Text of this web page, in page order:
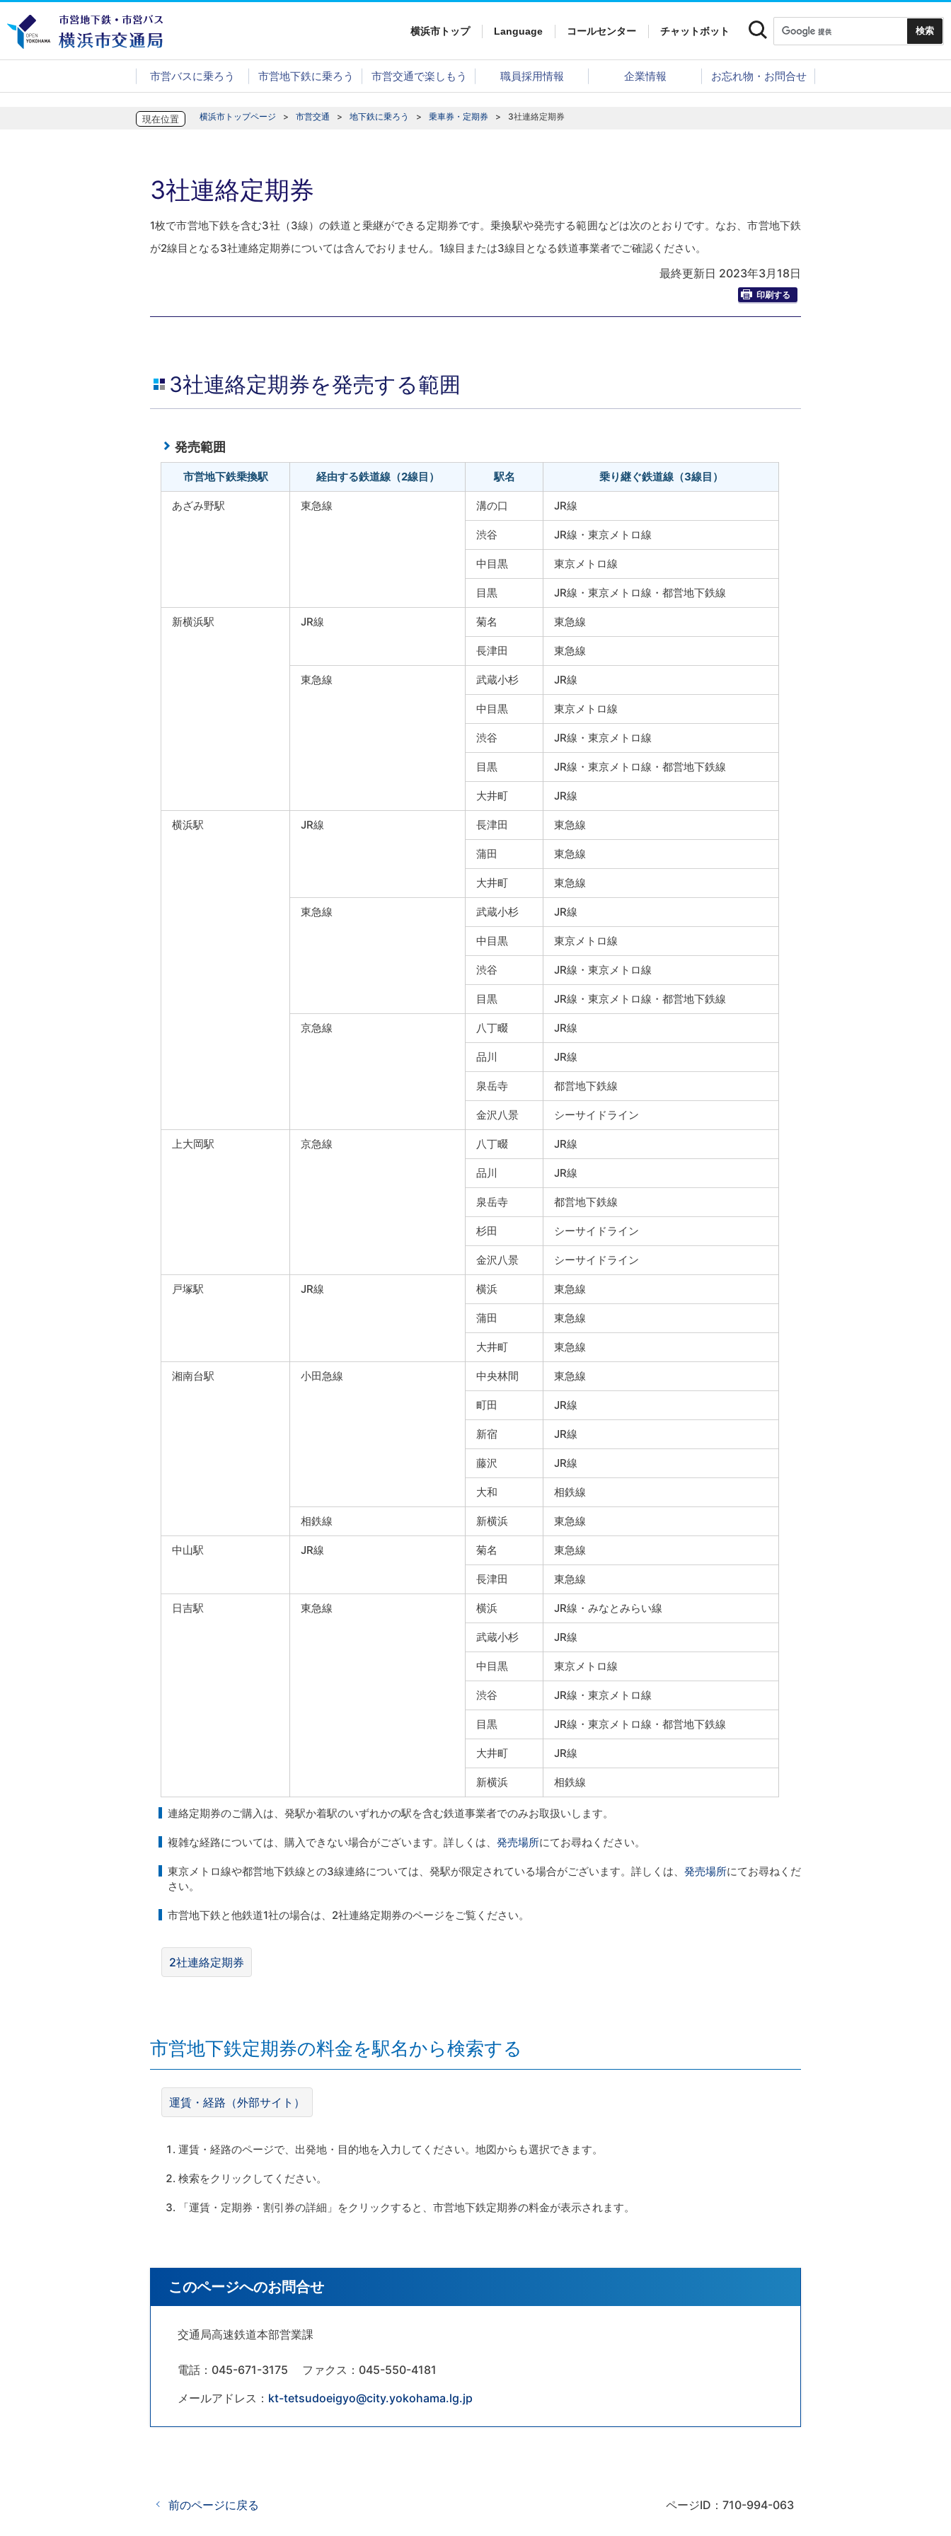
横浜市トップ Language コールセンター チャットボット
市営バスに乗ろう 市営地下鉄に乗ろう 市営交通で楽しもう 職員採用情報 企業情報 お忘れ物・お問合せ
現在位置 横浜市トップページ 市営交通 地下鉄に乗ろう 乗車券・定期券 3社連絡定期券
3社連絡定期券
1枚で市営地下鉄を含む3社（3線）の鉄道と乗継ができる定期券です。乗換駅や発売する範囲などは次のとおりです。なお、市営地下鉄
が2線目となる3社連絡定期券については含んでおりません。1線目または3線目となる鉄道事業者でご確認ください。
最終更新日 2023年3月18日
印刷する
3社連絡定期券を発売する範囲
発売範囲
市営地下鉄乗換駅 経由する鉄道線（2線目） 駅名 乗り継ぐ鉄道線（3線目）
あざみ野駅 東急線 溝の口 JR線
渋谷 JR線・東京メトロ線
中目黒 東京メトロ線
目黒 JR線・東京メトロ線・都営地下鉄線
新横浜駅 JR線 菊名 東急線
長津田 東急線
東急線 武蔵小杉 JR線
中目黒 東京メトロ線
渋谷 JR線・東京メトロ線
目黒 JR線・東京メトロ線・都営地下鉄線
大井町 JR線
横浜駅 JR線 長津田 東急線
蒲田 東急線
大井町 東急線
東急線 武蔵小杉 JR線
中目黒 東京メトロ線
渋谷 JR線・東京メトロ線
目黒 JR線・東京メトロ線・都営地下鉄線
京急線 八丁畷 JR線
品川 JR線
泉岳寺 都営地下鉄線
金沢八景 シーサイドライン
上大岡駅 京急線 八丁畷 JR線
品川 JR線
泉岳寺 都営地下鉄線
杉田 シーサイドライン
金沢八景 シーサイドライン
戸塚駅 JR線 横浜 東急線
蒲田 東急線
大井町 東急線
湘南台駅 小田急線 中央林間 東急線
町田 JR線
新宿 JR線
藤沢 JR線
大和 相鉄線
相鉄線 新横浜 東急線
中山駅 JR線 菊名 東急線
長津田 東急線
日吉駅 東急線 横浜 JR線・みなとみらい線
武蔵小杉 JR線
中目黒 東京メトロ線
渋谷 JR線・東京メトロ線
目黒 JR線・東京メトロ線・都営地下鉄線
大井町 JR線
新横浜 相鉄線
連絡定期券のご購入は、発駅か着駅のいずれかの駅を含む鉄道事業者でのみお取扱いします。
複雑な経路については、購入できない場合がございます。詳しくは、 発売場所にてお尋ねください。
東京メトロ線や都営地下鉄線との3線連絡については、発駅が限定されている場合がございます。詳しくは、 発売場所にてお尋ねくだ
さい。
市営地下鉄と他鉄道1社の場合は、2社連絡定期券のページをご覧ください。
2社連絡定期券
市営地下鉄定期券の料金を駅名から検索する
運賃・経路（外部サイト）
運賃・経路のページで、出発地・目的地を入力してください。地図からも選択できます。
検索をクリックしてください。
「運賃・定期券・割引券の詳細」をクリックすると、市営地下鉄定期券の料金が表示されます。
このページへのお問合せ
交通局高速鉄道本部営業課
電話：045-671-3175
ファクス：045-550-4181
メールアドレス： kt-tetsudoeigyo@city.yokohama.lg.jp
前のページに戻る ページID：710-994-063